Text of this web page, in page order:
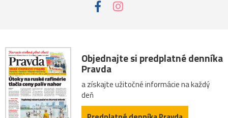
Objednajte si predplatné denníka
Pravda
a získajte užitočné informácie na každý
deň